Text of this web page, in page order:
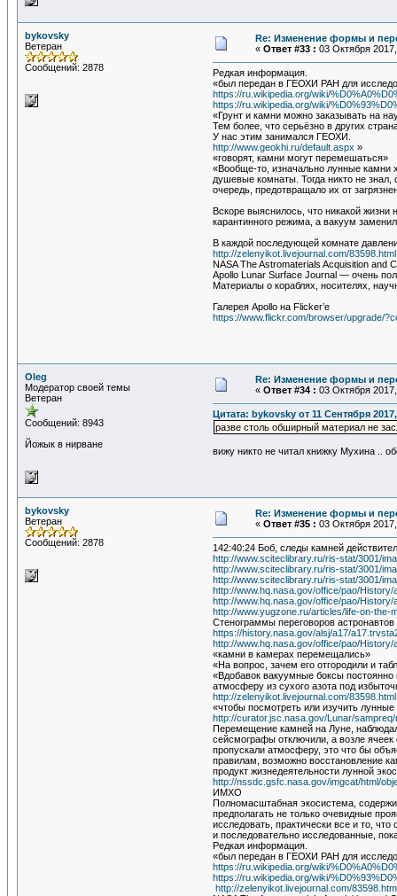
bykovsky
Ветеран
Сообщений: 2878
Re: Изменение формы и
« Ответ #33 : 03 Октября
Редкая информация.
«был передан в ГЕОХИ РАН для
https://ru.wikipedia.org/wiki/
https://ru.wikipedia.org/wiki/
«Грунт и камни можно заказывать на
Тем более, что серьёзно в других
У нас этим занимался ГЕОХИ.
http://www.geokhi.ru/default.aspx »
«говорят, камни могут перемешаться»
«Вообще-то, изначально лунные камни
душевые комнаты. Тогда никто не
очередь, предотвращало их от
Вскоре выяснилось, что никакой жизни
карантинного режима, а вакуум
В каждой последующей комнате
http://zelenyikot.livejournal.com/83598.html
NASA The Astromaterials Acquisition
Apollo Lunar Surface Journal — очень
Материалы о кораблях, носителях,
Галерея Apollo на Flicker’e
https://www.flickr.com/browser/upgrade/
Oleg
Модератор своей темы
Ветеран
Сообщений: 8943
Йожык в нирване
Re: Изменение формы и
« Ответ #34 : 03 Октября
Цитата: bykovsky от 11 Сентября
разве столь обширный материал не
вижу никто не читал книжку Мухина ..
bykovsky
Ветеран
Сообщений: 2878
Re: Изменение формы и
« Ответ #35 : 03 Октября
142:40:24 Боб, следы камней
http://www.sciteclibrary.ru/ris-stat/3001/
http://www.sciteclibrary.ru/ris-stat/3001/
http://www.sciteclibrary.ru/ris-stat/3001/
http://www.hq.nasa.gov/office/pao/History/
http://www.hq.nasa.gov/office/pao/
http://www.yugzone.ru/articles/life-on-the-
Стенограммы переговоров
https://history.nasa.gov/alsj/a17/
http://www.hq.nasa.gov/office/pao/History/
«камни в камерах перемещались»
«На вопрос, зачем его отгородили и
«Вдобавок вакуумные боксы постоянно
атмосферу из сухого азота под
http://zelenyikot.livejournal.com/83598.html
«чтобы посмотреть или изучить
http://curator.jsc.nasa.gov/Lunar/
Перемещение камней на Луне,
сейсмографы отключили, а возле
пропускали атмосферу, это что бы
правилам, возможно восстановление
продукт жизнедеятельности лунной
http://nssdc.gsfc.nasa.gov/imgcat/html/
ИМХО
Полномасштабная экосистема,
предполагать не только очевидные
исследовать, практически все и то,
и последовательно исследованные,
Редкая информация.
«был передан в ГЕОХИ РАН для
https://ru.wikipedia.org/wiki/
https://ru.wikipedia.org/wiki/
http://zelenyikot.livejournal.com/